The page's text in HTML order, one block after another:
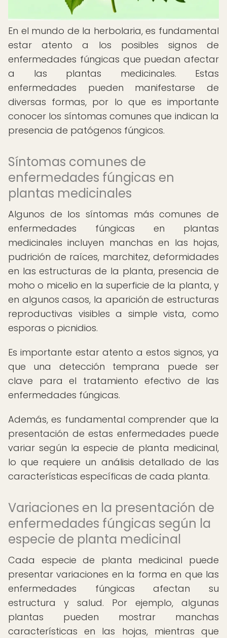
En el mundo de la herbolaria, es fundamental
estar atento a los posibles signos de
enfermedades fúngicas que puedan afectar
a las plantas medicinales. Estas
enfermedades pueden manifestarse de
diversas formas, por lo que es importante
conocer los síntomas comunes que indican la
presencia de patógenos fúngicos.
Síntomas comunes de
enfermedades fúngicas en
plantas medicinales
Algunos de los síntomas más comunes de
enfermedades fúngicas en plantas
medicinales incluyen manchas en las hojas,
pudrición de raíces, marchitez, deformidades
en las estructuras de la planta, presencia de
moho o micelio en la superficie de la planta, y
en algunos casos, la aparición de estructuras
reproductivas visibles a simple vista, como
esporas o picnidios.
Es importante estar atento a estos signos, ya
que una detección temprana puede ser
clave para el tratamiento efectivo de las
enfermedades fúngicas.
Además, es fundamental comprender que la
presentación de estas enfermedades puede
variar según la especie de planta medicinal,
lo que requiere un análisis detallado de las
características específicas de cada planta.
Variaciones en la presentación de
enfermedades fúngicas según la
especie de planta medicinal
Cada especie de planta medicinal puede
presentar variaciones en la forma en que las
enfermedades fúngicas afectan su
estructura y salud. Por ejemplo, algunas
plantas pueden mostrar manchas
características en las hojas, mientras que